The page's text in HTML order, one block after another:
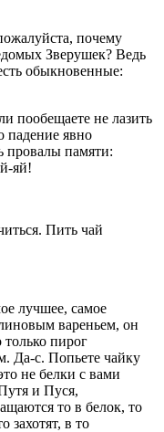
почему
Зверушек? Ведь
обыкновенные:
пообещаете не лазить
падение явно
провалы памяти:
яй!
Пить чай
лучшее, самое
вареньем, он
только пирог
Да-с. Попьете чайку
не белки с вами
и Пуся,
то в белок, то
в то